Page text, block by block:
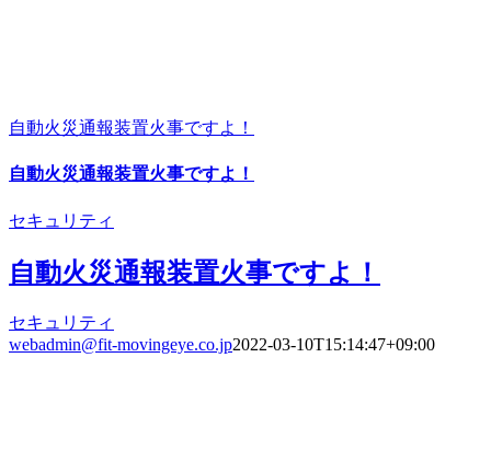
自動火災通報装置火事ですよ！
自動火災通報装置火事ですよ！
セキュリティ
自動火災通報装置火事ですよ！
セキュリティ
webadmin@fit-movingeye.co.jp2022-03-10T15:14:47+09:00